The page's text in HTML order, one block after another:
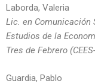
Laborda, Valeria
Lic. en Comunicación
Estudios de la
Tres de Febrero
Guardia, Pablo